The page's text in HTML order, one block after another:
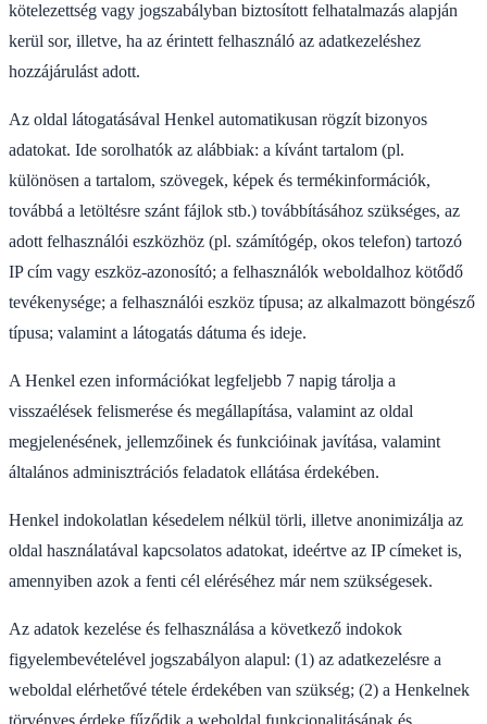
kötelezettség vagy jogszabályban biztosított felhatalmazás alapján
kerül sor, illetve, ha az érintett felhasználó az adatkezeléshez
hozzájárulást adott.
Az oldal látogatásával Henkel automatikusan rögzít bizonyos
adatokat. Ide sorolhatók az alábbiak: a kívánt tartalom (pl.
különösen a tartalom, szövegek, képek és termékinformációk,
továbbá a letöltésre szánt fájlok stb.) továbbításához szükséges, az
adott felhasználói eszközhöz (pl. számítógép, okos telefon) tartozó
IP cím vagy eszköz-azonosító; a felhasználók weboldalhoz kötődő
tevékenysége; a felhasználói eszköz típusa; az alkalmazott böngésző
típusa; valamint a látogatás dátuma és ideje.
A Henkel ezen információkat legfeljebb 7 napig tárolja a
visszaélések felismerése és megállapítása, valamint az oldal
megjelenésének, jellemzőinek és funkcióinak javítása, valamint
általános adminisztrációs feladatok ellátása érdekében.
Henkel indokolatlan késedelem nélkül törli, illetve anonimizálja az
oldal használatával kapcsolatos adatokat, ideértve az IP címeket is,
amennyiben azok a fenti cél eléréséhez már nem szükségesek.
Az adatok kezelése és felhasználása a következő indokok
figyelembevételével jogszabályon alapul: (1) az adatkezelésre a
weboldal elérhetővé tétele érdekében van szükség; (2) a Henkelnek
törvényes érdeke fűződik a weboldal funkcionalitásának és